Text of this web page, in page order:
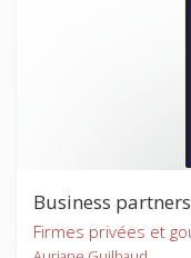
Business partners
Firmes privées et